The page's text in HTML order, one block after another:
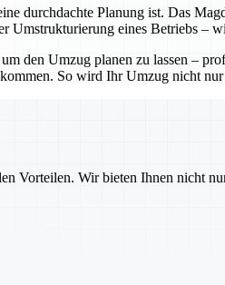
durchdachte Planung ist. Das
Umstrukturierung eines Betriebs –
den Umzug planen zu lassen –
So wird Ihr Umzug nicht
Vorteilen. Wir bieten Ihnen nicht